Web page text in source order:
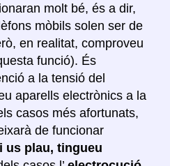
molt bé, és a dir,
mòbils solen ser de
en realitat, comproveu
funció). És
a la tensió del
aparells electrònics a la
casos més afortunats,
de funcionar
us plau, tingueu